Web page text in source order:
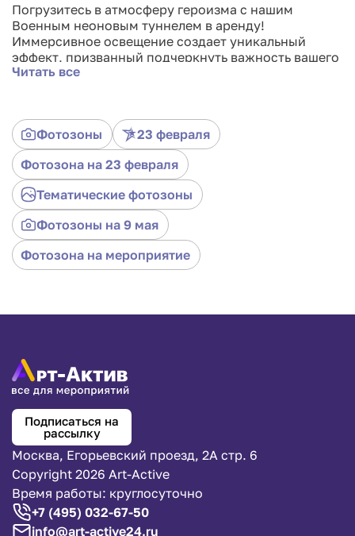
Погрузитесь в атмосферу героизма с нашим
Военным неоновым туннелем в аренду!
Иммерсивное освещение создает уникальный
эффект, призванный подчеркнуть важность вашего
события. Этот туннель — не просто элемент декора,
силу в каждой детали мероприятия. Пригласите
гостей в путешествие через времена и создайте
неповторимые воспоминания с Военным неоновым
туннелем в аренду!
Читать все
Фотозоны
23 февраля
Фотозона на 23 февраля
Тематические фотозоны
Фотозоны на 9 мая
Фотозона на мероприятие
Подписаться на
рассылку
Москва, Егорьевский проезд, 2А стр. 6
Copyright 2026 Art-Active
Время работы: круглосуточно
+7 (495) 032-67-50
info@art-active24.ru